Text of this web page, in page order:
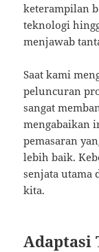
keterampilan
teknologi
menjawab
Saat kami
peluncuran
sangat
mengabaikan
pemasaran
lebih baik.
senjata utama
kita.
Adaptasi